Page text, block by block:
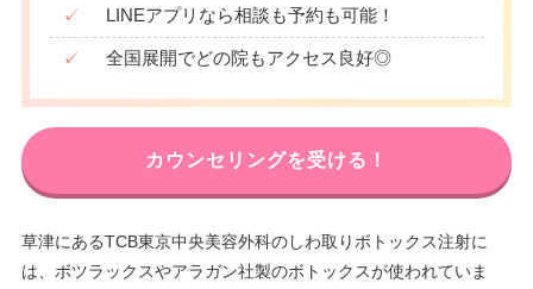
✓ LINEアプリなら相談も予約も可能！
✓ 全国展開でどの院もアクセス良好◎
カウンセリングを受ける！
草津にあるTCB東京中央美容外科のしわ取りボトックス注射に
は、ボツラックスやアラガン社製のボトックスが使われていま